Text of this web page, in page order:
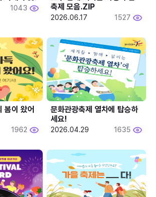
1043
축제 모음.ZIP
2026.06.17 1527
봄이 왔어
1962
문화관광축제 열차에 탑승하
세요!
2026.04.29 1635